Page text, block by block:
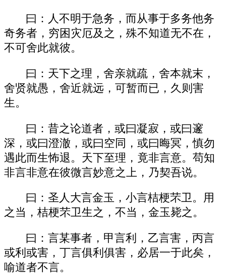
曰：人不明于急务，而从事于多务他务
奇务者，穷困灾厄及之，殊不知道无不在，
不可舍此就彼。
曰：天下之理，舍亲就疏，舍本就末，
舍贤就愚，舍近就远，可暂而已，久则害
生。
曰：昔之论道者，或曰凝寂，或曰邃
深，或曰澄澈，或曰空同，或曰晦冥，慎勿
遇此而生怖退。天下至理，竟非言意。苟知
非言非意在彼微言妙意之上，乃契吾说。
曰：圣人大言金玉，小言桔梗芣卫。用
之当，桔梗芣卫生之，不当，金玉毙之。
曰：言某事者，甲言利，乙言害，丙言
或利或害，丁言俱利俱害，必居一于此矣，
喻道者不言。